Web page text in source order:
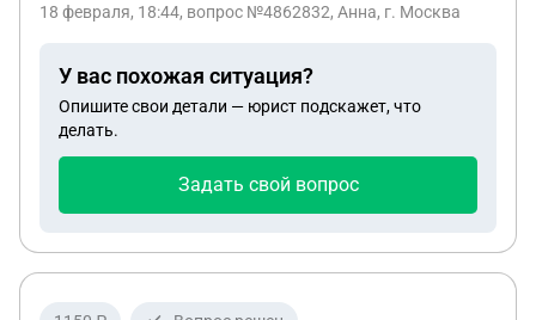
купить однушку ,теперь это жилье признали
квартиру он не платит ,копились у него долги, я
иногда оплачиваю ком услуги . дочь только
собственник, прописана она по нашему другому
,меняет замки,я потом их меняю предупредив
препятствует нахождению своих же детей .Даже
находится.есть ли возможность его привлечь
18 февраля, 18:44, вопрос №4862832, Анна, г. Москва
У вас похожая ситуация?
Опишите свои детали — юрист подскажет, что
делать.
Задать свой вопрос